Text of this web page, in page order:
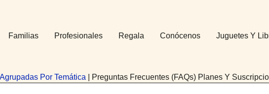
Familias Profesionales Regala Conócenos Juguetes Y
Por Temática Preguntas Frecuentes (FAQs) Planes Y